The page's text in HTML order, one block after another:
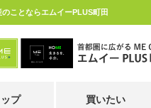
ことならエムイーPLUS町田
ップ 買いたい